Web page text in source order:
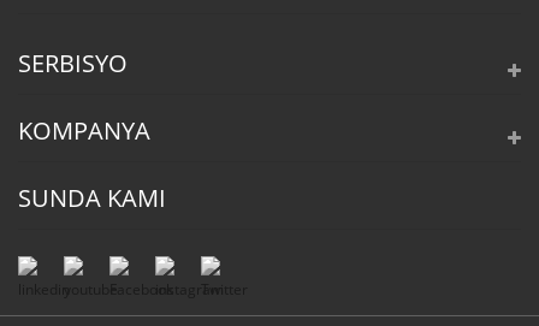
SERBISYO
KOMPANYA
SUNDA KAMI